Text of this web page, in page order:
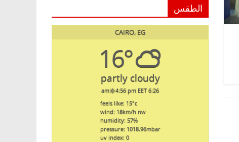
الطقس
CAIRO, EG
16°
partly cloudy
6:26 am
4:56 pm EET
feels like: 15°c
wind: 18km/h nw
humidity: 57%
pressure: 1018.96mbar
uv index: 0